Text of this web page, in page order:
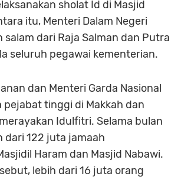
sholat Id di Masjid
itu, Menteri Dalam Negeri
salam dari Raja Salman dan Putra
seluruh pegawai kementerian.
dan Menteri Garda Nasional
pejabat tinggi di Makkah dan
Idulfitri. Selama bulan
dari 122 juta jamaah
Haram dan Masjid Nabawi.
lebih dari 16 juta orang